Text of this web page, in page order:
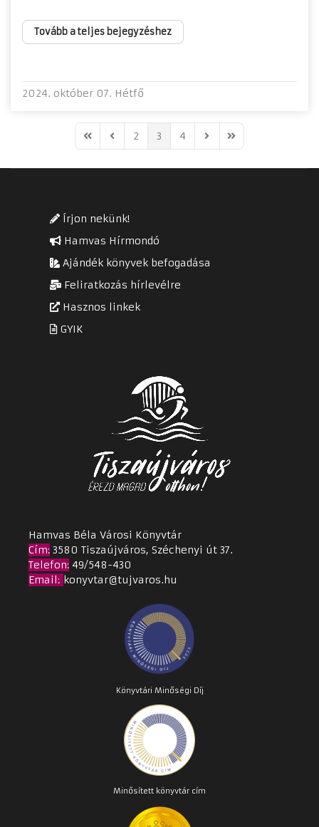
Tovább a teljes bejegyzéshez
2024. október 07. Hétfő
First PagePrevious Page
2 3 4 Next PageLast Page
Írjon nekünk!
Hamvas Hírmondó
Ajándék könyvek befogadása
Feliratkozás hírlevélre
Hasznos linkek
GYIK
Hamvas Béla Városi Könyvtár
Cím: 3580 Tiszaújváros, Széchenyi út 37.
Telefon: 49/548-430
Email: konyvtar@tujvaros.hu
Könyvtári Minőségi Díj
Minősített könyvtár cím